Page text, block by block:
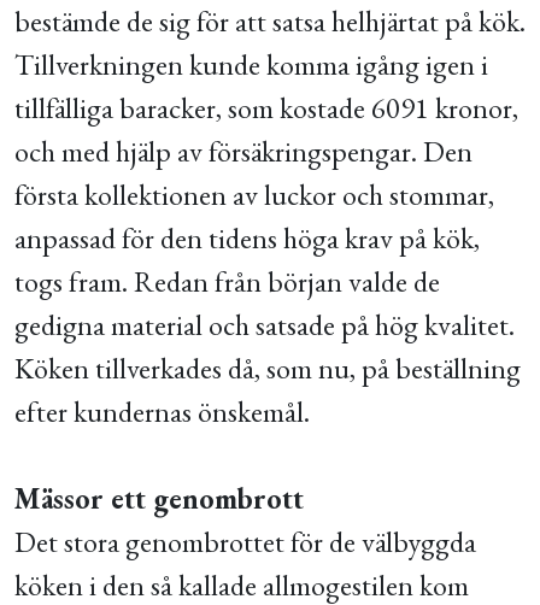
bestämde de sig för att satsa helhjärtat på kök.
Tillverkningen kunde komma igång igen i
tillfälliga baracker, som kostade 6091 kronor,
och med hjälp av försäkringspengar. Den
första kollektionen av luckor och stommar,
anpassad för den tidens höga krav på kök,
togs fram. Redan från början valde de
gedigna material och satsade på hög kvalitet.
Köken tillverkades då, som nu, på beställning
efter kundernas önskemål.
Mässor ett genombrott
Det stora genombrottet för de välbyggda
köken i den så kallade allmogestilen kom